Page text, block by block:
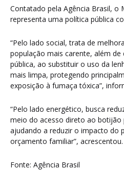
Contatado pela Agência Brasil, o
representa uma política pública
“Pelo lado social, trata de
população mais carente, além de
pública, ao substituir o uso da
mais limpa, protegendo
exposição à fumaça tóxica”,
“Pelo lado energético, busca
meio do acesso direto ao botijão
ajudando a reduzir o impacto do
orçamento familiar”, acrescentou.
Fonte: Agência Brasil